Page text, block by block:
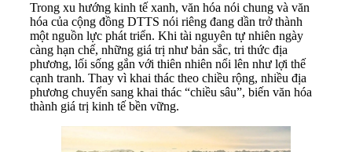
Trong xu hướng kinh tế xanh, văn hóa nói chung và văn
hóa của cộng đồng DTTS nói riêng đang dần trở thành
một nguồn lực phát triển. Khi tài nguyên tự nhiên ngày
càng hạn chế, những giá trị như bản sắc, tri thức địa
phương, lối sống gắn với thiên nhiên nổi lên như lợi thế
cạnh tranh. Thay vì khai thác theo chiều rộng, nhiều địa
phương chuyển sang khai thác “chiều sâu”, biến văn hóa
thành giá trị kinh tế bền vững.